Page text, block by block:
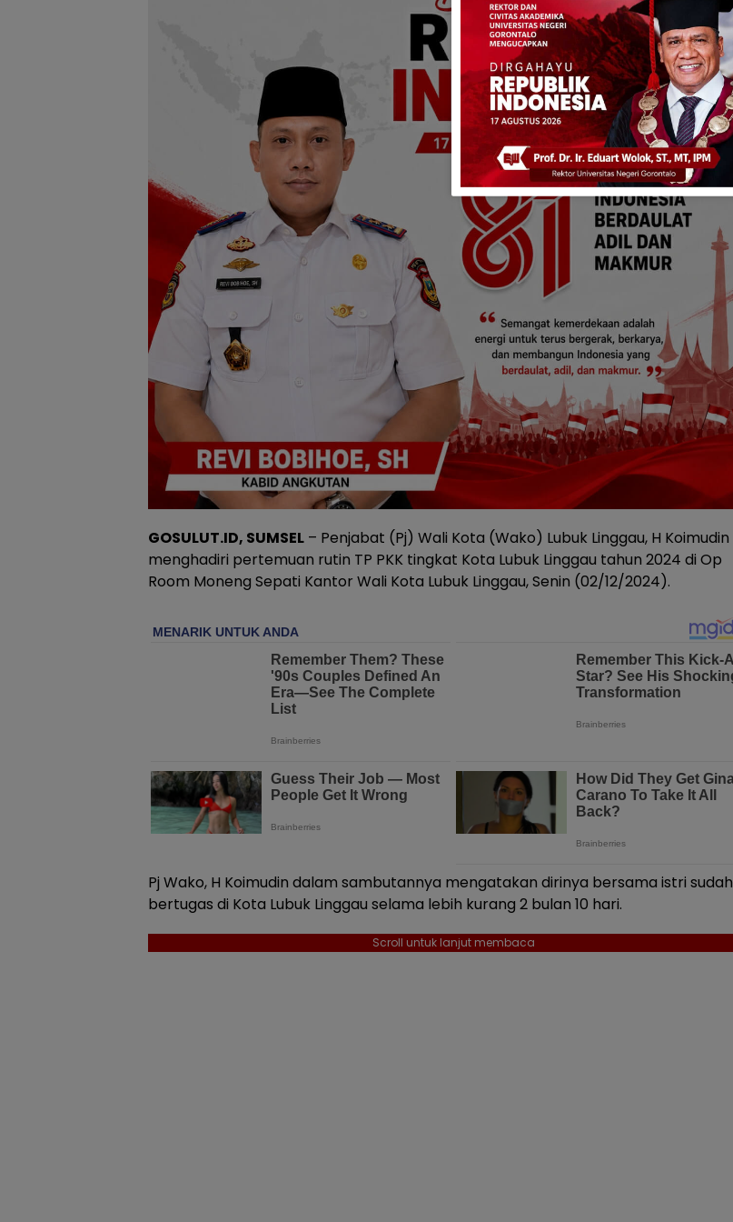
GOSULUT.ID, SUMSEL – Penjabat (Pj) Wali Kota (Wako) Lubuk Linggau, H Koimudin
menghadiri pertemuan rutin TP PKK tingkat Kota Lubuk Linggau tahun 2024 di Op
Room Moneng Sepati Kantor Wali Kota Lubuk Linggau, Senin (02/12/2024).
Pj Wako, H Koimudin dalam sambutannya mengatakan dirinya bersama istri sudah
bertugas di Kota Lubuk Linggau selama lebih kurang 2 bulan 10 hari.
Scroll untuk lanjut membaca